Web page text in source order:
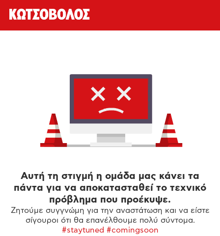
Αυτή τη στιγμή η ομάδα μας κάνει τα
πάντα για να αποκατασταθεί το τεχνικό
πρόβλημα που προέκυψε.
Ζητούμε συγγνώμη για την αναστάτωση και να είστε
σίγουροι ότι θα επανέλθουμε πολύ σύντομα.
#staytuned #comingsoon